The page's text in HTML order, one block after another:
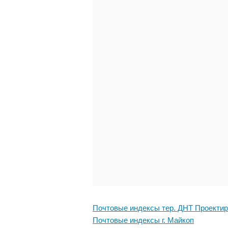
Почтовые индексы тер. ДНТ
Почтовые индексы г. Майкоп